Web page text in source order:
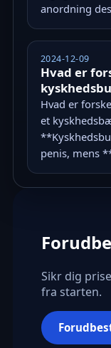
anordning
2024-12-09
Hvad er
Hvad er
et
penis, mens
Sikr dig
fra starten.